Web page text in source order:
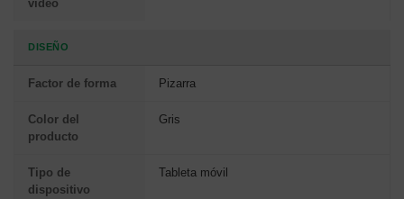
vídeo
DISEÑO
Factor de forma Pizarra
Color del
producto
Gris
Tipo de
dispositivo
Tableta móvil